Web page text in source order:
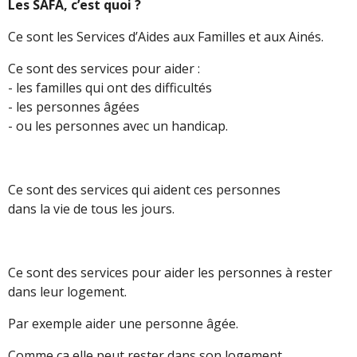
Les SAFA, c’est quoi ?
Ce sont les Services d’Aides aux Familles et aux Ainés.
Ce sont des services pour aider :
- les familles qui ont des difficultés
- les personnes âgées
- ou les personnes avec un handicap.
Ce sont des services qui aident ces personnes
dans la vie de tous les jours.
Ce sont des services pour aider les personnes à rester
dans leur logement.
Par exemple aider une personne âgée.